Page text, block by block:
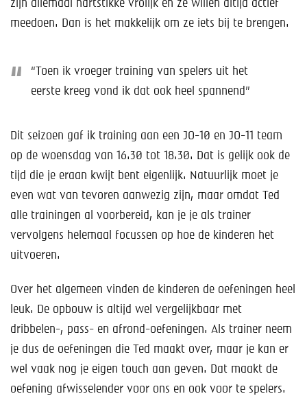
zijn allemaal hartstikke vrolijk en ze willen altijd actief
meedoen. Dan is het makkelijk om ze iets bij te brengen.
“Toen ik vroeger training van spelers uit het
eerste kreeg vond ik dat ook heel spannend”
Dit seizoen gaf ik training aan een JO-10 en JO-11 team
op de woensdag van 16.30 tot 18.30. Dat is gelijk ook de
tijd die je eraan kwijt bent eigenlijk. Natuurlijk moet je
even wat van tevoren aanwezig zijn, maar omdat Ted
alle trainingen al voorbereid, kan je je als trainer
vervolgens helemaal focussen op hoe de kinderen het
uitvoeren.
Over het algemeen vinden de kinderen de oefeningen heel
leuk. De opbouw is altijd wel vergelijkbaar met
dribbelen-, pass- en afrond-oefeningen. Als trainer neem
je dus de oefeningen die Ted maakt over, maar je kan er
wel vaak nog je eigen touch aan geven. Dat maakt de
oefening afwisselender voor ons en ook voor te spelers.